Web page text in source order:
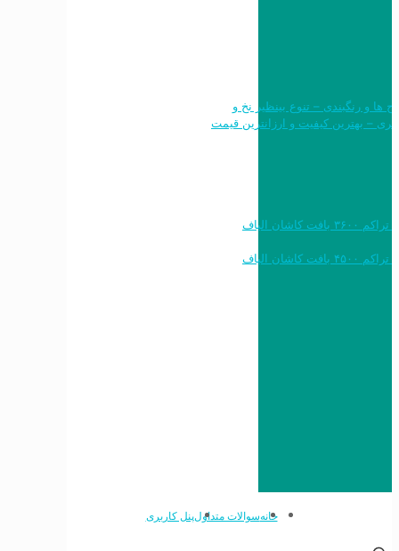
طرح ها و رنگبندی – تنوع بینظیر نخ و
خرید به قیمت فرش ماشینی ۱۲۰۰ شانه تراکم ۳۶۰۰ بافت کاشان الیاف
خرید به قیمت فرش ماشینی ۱۵۰۰ شانه تراکم ۴۵۰۰ بافت کاشان الیاف
خانهسوالات متداولپنل کاربری